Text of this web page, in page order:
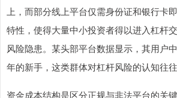
上，而部分线上平台仅需身份证和银行卡
特性，使得大量中小投资者得以进入杠杆
风险隐患。某头部平台数据显示，其用户
年的新手，这类群体对杠杆风险的认知往往
资金成本结构是区分正规与非法平台的关